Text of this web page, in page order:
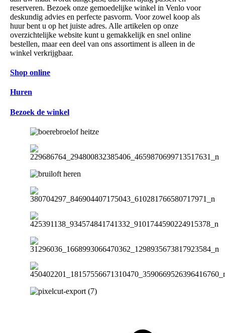
reserveren. Bezoek onze gemoedelijke winkel in Venlo voor
deskundig advies en perfecte pasvorm. Voor zowel koop als
huur bent u op het juiste adres. Alle artikelen op onze
overzichtelijke website kunt u gemakkelijk en snel online
bestellen, maar een deel van ons assortiment is alleen in de
winkel verkrijgbaar.
Shop online
Huren
Bezoek de winkel